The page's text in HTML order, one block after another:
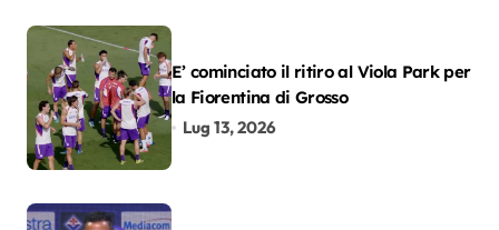
E’ cominciato il ritiro al Viola Park per
la Fiorentina di Grosso
Lug 13, 2026